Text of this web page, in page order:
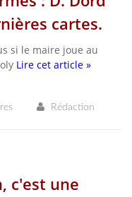
cartes.
si le maire joue au
Lire cet article »
Rédaction
c'est une